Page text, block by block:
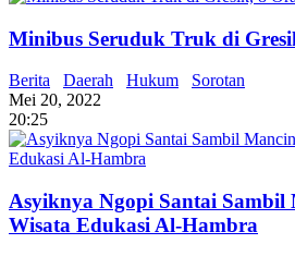
Minibus Seruduk Truk di
Berita Daerah Hukum
Sorotan
Mei 20, 2022
20:25
Asyiknya Ngopi Santai Sambil
Wisata Edukasi Al-Hambra